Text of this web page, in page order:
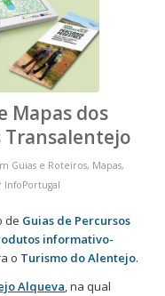
Mapas dos
Transalentejo
Guias e Roteiros, Mapas,
InfoPortugal
de Guias de Percursos
informativo-
o Turismo do Alentejo.
Alqueva, na qual